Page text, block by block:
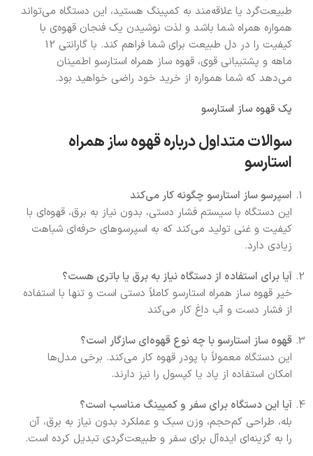
طبیعت‌گرد یا علاقه‌مند به کمپینگ هستید، این دستگاه می‌تواند
همواره همراه شما باشد و لذت نوشیدن یک فنجان قهوه‌ی با
کیفیت را در دل طبیعت برای شما فراهم کند. با گارانتی 12
ماهه و پشتیبانی قوی، قهوه ساز همراه استارسو اطمینان
می‌دهد که شما همواره از خرید خود راضی خواهید بود.
پک قهوه ساز استارسو
سوالات متداول درباره قهوه ساز همراه
استارسو
اسپرسو ساز استارسو چگونه کار می‌کند
این دستگاه با سیستم فشار دستی، بدون نیاز به برق، قهوه‌ای با
کیفیت و غنی تولید می‌کند که به اسپرسوهای حرفه‌ای شباهت
زیادی دارد.
آیا برای استفاده از دستگاه نیاز به برق یا باتری هست؟
خیر قهوه ساز همراه استارسو کاملاً دستی است و تنها با استفاده
از فشار دست و آب داغ کار می‌کند
قهوه ساز استارسو با چه نوع قهوه‌ای سازگار است؟
این دستگاه معمولاً با پودر قهوه کار می‌کند. برخی مدل‌ها
امکان استفاده از پاد یا کپسول را نیز دارند.
آیا این دستگاه برای سفر و کمپینگ مناسب است؟
بله، طراحی کم‌حجم، وزن سبک و عملکرد بدون نیاز به برق، آن
را به گزینه‌ای ایده‌آل برای سفر و طبیعت‌گردی تبدیل کرده است.